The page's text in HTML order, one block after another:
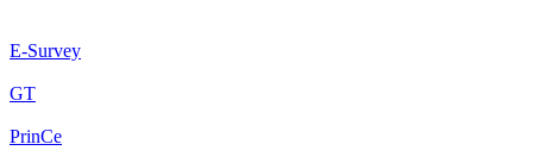
E-Survey
GT
PrinCe